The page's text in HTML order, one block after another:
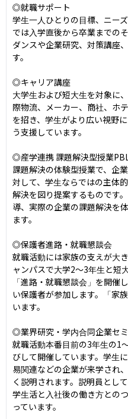
◎就職サポート
学生一人ひとりの目標、ニー
では入学直後から卒業までの
ダンスや企業研究、対策講座
す。
◎キャリア講座
大学生および短大生を対象に
際物流、メーカー、商社、ホ
を招き、学生がより広い視野
う支援しています。
◎産学連携 課題解決型授業
課題解決の体験型授業で、企
対して、学生ならではの主体
解決を図り提案するものです
導、実際の企業の課題解決を
ます。
◎保護者進路・就職懇談会
就職活動には家族の支えが大
ャンパスで大学2～3年生と短
「進路・就職懇談会」を開催
い保護者が参加します。「家
います。
◎業界研究・学内合同企業セ
就職活動本番目前の3年生の1
びして開催しています。学生
易関連などの企業が来学され
く説明されます。説明員とし
学生活と入社後の働き方との
っています。